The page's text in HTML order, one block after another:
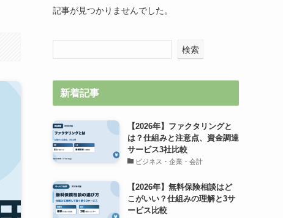
記事が見つかりませんでした。
検索
新着記事
【2026年】ファクタリングと
は？仕組みと注意点、資金調達
サービス3社比較
ビジネス・企業・会計
【2026年】無料保険相談はど
こがいい？仕組みの理解と3サ
ービス比較